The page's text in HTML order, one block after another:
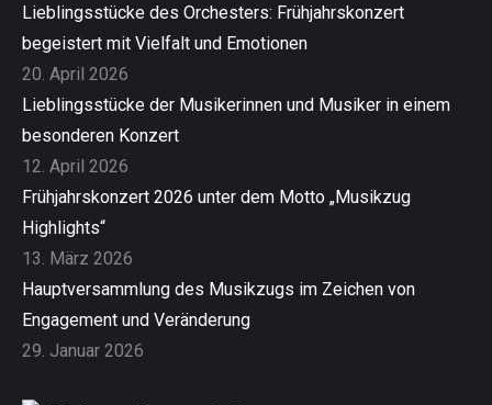
Lieblingsstücke des Orchesters: Frühjahrskonzert
begeistert mit Vielfalt und Emotionen
20. April 2026
Lieblingsstücke der Musikerinnen und Musiker in einem
besonderen Konzert
12. April 2026
Frühjahrskonzert 2026 unter dem Motto „Musikzug
Highlights“
13. März 2026
Hauptversammlung des Musikzugs im Zeichen von
Engagement und Veränderung
29. Januar 2026